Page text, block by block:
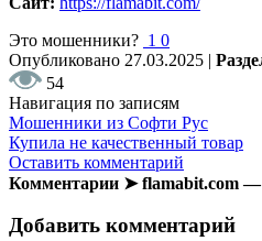
Это мошенники? 1 0
Опубликовано 27.03.2025 |
54
Навигация по записям
Мошенники из Софти Рус
Купила не качественный товар
Оставить комментарий
Комментарии ➤ flamabit.com
Добавить комментарий